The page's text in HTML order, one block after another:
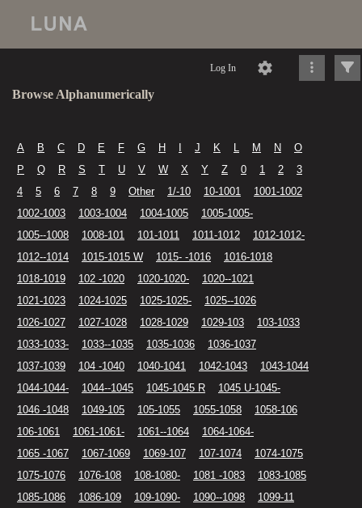
Log In
Browse Alphanumerically
A B C D E F G H J K L M N
O
P
Q R S T U V W X Y Z 0 1 2
3
4
5 6 7 8 9 Other 1/-10 10-1001
1001-1002
1002-1003
1003-1004 1004-1005
1005-1005-
1005--1008
1008-101 101-1011 1011-1012
1012-1012-
1012--1014
1015-1015 W 1015- -1016
1016-1018
1018-1019
102 -1020 1020-1020-
1020--1021
1021-1023
1024-1025 1025-1025-
1025--1026
1026-1027
1027-1028 1028-1029 1029-103
103-1033
1033-1033-
1033--1035 1035-1036
1036-1037
1037-1039
104 -1040 1040-1041 1042-1043
1043-1044
1044-1044-
1044--1045 1045-1045 R
1045 U-1045-
1046 -1048
1049-105 105-1055 1055-1058
1058-106
106-1061
1061-1061- 1061--1064
1064-1064-
1065 -1067
1067-1069 1069-107 107-1074
1074-1075
1075-1076
1076-108 108-1080- 1081 -1083
1083-1085
1085-1086
1086-109 109-1090- 1090--1098
1099-11